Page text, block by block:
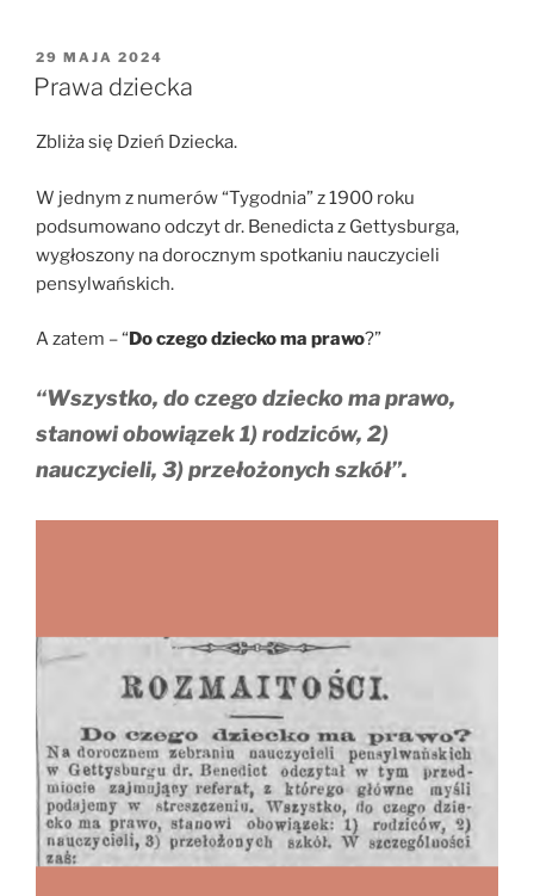
OPUBLIKOWANE
W
29 MAJA 2024
Prawa dziecka
Zbliża się Dzień Dziecka.
W jednym z numerów “Tygodnia” z 1900 roku
podsumowano odczyt dr. Benedicta z Gettysburga,
wygłoszony na dorocznym spotkaniu nauczycieli
pensylwańskich.
A zatem – “ Do czego dziecko ma prawo?”
“Wszystko, do czego dziecko ma prawo,
stanowi obowiązek 1) rodziców, 2)
nauczycieli, 3) przełożonych szkół”.